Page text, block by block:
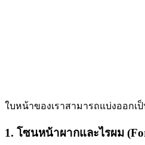
ใบหน้าของเราสามารถแบ่งออก
1. โซนหน้าผากและไรผม